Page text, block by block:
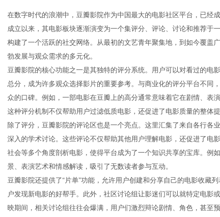
在数字时代的浪潮中，豆瓣影院作为中国最大的电影社区平台，已经
成立以来，其电影板块逐渐演变为一个集评分、评论、讨论和推荐于
构建了一个活跃的社交网络。从最初的文艺青年聚集地，到如今覆盖
勃发展与观众需求的多元化。
豆瓣影院的核心功能之一是其独特的评分系统。用户可以对看过的电
总分，成为许多观众选择影片的重要参考。与商业化的评分平台不同
众的口碑。例如，一部电影在豆瓣上的高分通常意味着它在剧情、表
这种评分机制不仅帮助用户过滤低质电影，还促进了电影质量的整体
除了评分，豆瓣影院的评论区也是一个亮点。这里汇集了来自各行各
深入的学术讨论。这些评论不仅帮助其他用户理解电影，还促进了电
社会等多个角度剖析电影，使得平台成为了一个知识共享的宝库。例
景、表演艺术和情感解读，吸引了无数读者参与互动。
豆瓣影院还提供了“片单”功能，允许用户创建和分享自己的电影收藏
户发现新电影的好帮手。此外，社区讨论组让影迷们可以就特定电
映期间，相关讨论组往往会爆满，用户们激烈辩论剧情、角色，甚至